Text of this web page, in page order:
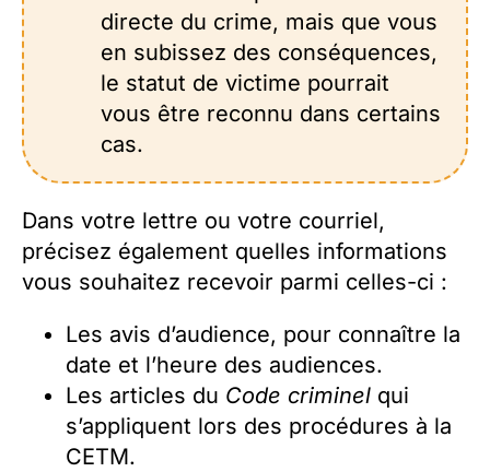
directe du crime, mais que vous
en subissez des conséquences,
le statut de victime pourrait
vous être reconnu dans certains
cas.
Dans votre lettre ou votre courriel,
précisez également quelles informations
vous souhaitez recevoir parmi celles-ci :
Les avis d’audience, pour connaître la
date et l’heure des audiences.
Les articles du Code criminel qui
s’appliquent lors des procédures à la
CETM.